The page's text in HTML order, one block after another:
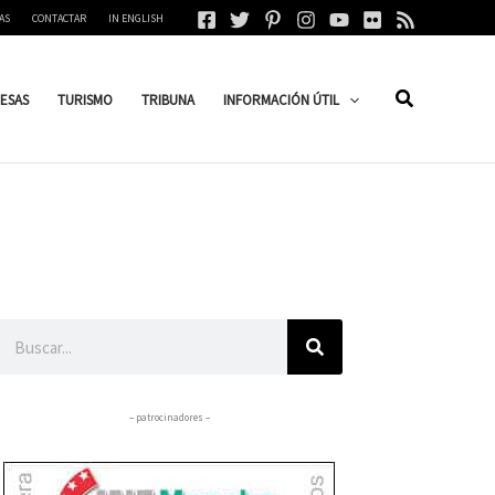
CONTACTAR IN ENGLISH
TURISMO TRIBUNA INFORMACIÓN ÚTIL
– patrocinadores –